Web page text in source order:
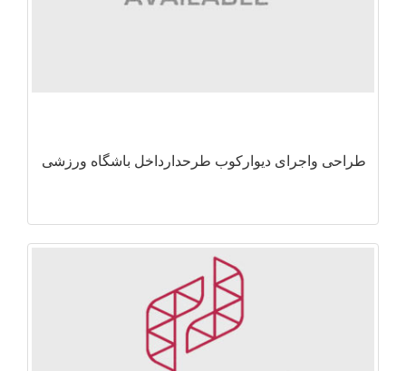
طراحی واجرای دیوارکوب طرحدارداخل باشگاه ورزشی